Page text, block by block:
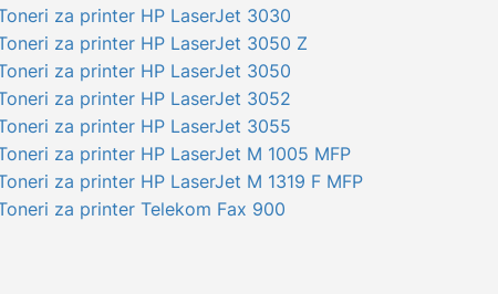
za printer HP LaserJet 3030
za printer HP LaserJet 3050 Z
za printer HP LaserJet 3050
za printer HP LaserJet 3052
za printer HP LaserJet 3055
za printer HP LaserJet M 1005 MFP
za printer HP LaserJet M 1319 F MFP
za printer Telekom Fax 900